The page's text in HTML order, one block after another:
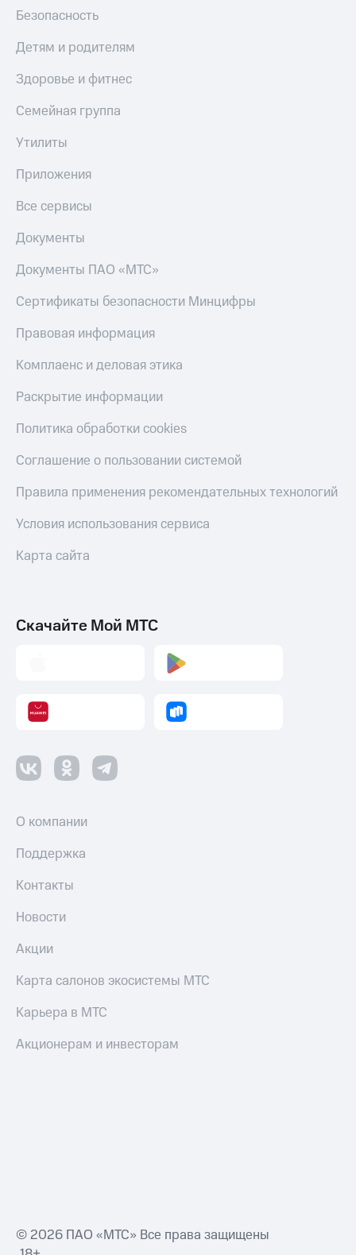
интернета
ТВ
Переводы
по QR-
коду
за границей
магазин
Смартфоны
Наушники
колонки
Умные
и
дом
Планшеты
Акции
и
товары
Безопасность
Детям и родителям
Здоровье и фитнес
Семейная группа
Утилиты
Приложения
Все сервисы
Документы
Документы ПАО «МТС»
Сертификаты безопасности Минцифры
Правовая информация
Комплаенс и деловая этика
Раскрытие информации
Политика обработки cookies
Соглашение о пользовании системой
Правила применения рекомендательных технологий
Условия использования сервиса
Карта сайта
Скачайте Мой МТС
О компании
Поддержка
Контакты
Новости
Акции
Карта салонов экосистемы МТС
Карьера в МТС
Акционерам и инвесторам
© 2026 ПАО «МТС» Все права защищены